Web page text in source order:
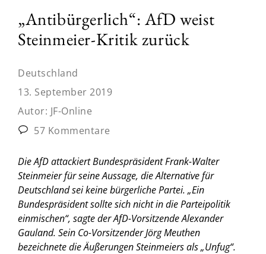
„Antibürgerlich“: AfD weist
Steinmeier-Kritik zurück
Deutschland
13. September 2019
Autor: JF-Online
57 Kommentare
Die AfD attackiert Bundespräsident Frank-Walter
Steinmeier für seine Aussage, die Alternative für
Deutschland sei keine bürgerliche Partei. „Ein
Bundespräsident sollte sich nicht in die Parteipolitik
einmischen“, sagte der AfD-Vorsitzende Alexander
Gauland. Sein Co-Vorsitzender Jörg Meuthen
bezeichnete die Äußerungen Steinmeiers als „Unfug“.